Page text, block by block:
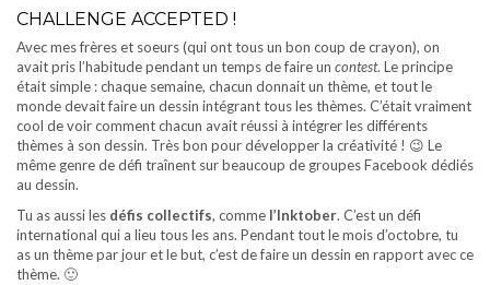
CHALLENGE ACCEPTED !
Avec mes frères et soeurs (qui ont tous un bon coup de crayon), on
avait pris l’habitude pendant un temps de faire un contest. Le principe
était simple : chaque semaine, chacun donnait un thème, et tout le
monde devait faire un dessin intégrant tous les thèmes. C’était vraiment
cool de voir comment chacun avait réussi à intégrer les différents
thèmes à son dessin. Très bon pour développer la créativité ! 😉 Le
même genre de défi traînent sur beaucoup de groupes Facebook dédiés
au dessin.
Tu as aussi les défis collectifs, comme l’Inktober. C’est un défi
international qui a lieu tous les ans. Pendant tout le mois d’octobre, tu
as un thème par jour et le but, c’est de faire un dessin en rapport avec ce
thème. 🙂